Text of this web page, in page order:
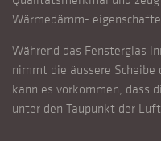
Wärmedämm-
Während das Fensterglas
nimmt die äussere
kann es vorkommen, dass
unter den Taupunkt der